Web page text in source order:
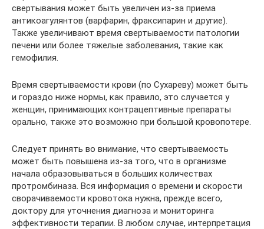
свертывания может быть увеличен из-за приема
антикоагулянтов (варфарин, фраксипарин и другие).
Также увеличивают время свертываемости патологии
печени или более тяжелые заболевания, такие как
гемофилия.
Время свертываемости крови (по Сухареву) может быть
и гораздо ниже нормы, как правило, это случается у
женщин, принимающих контрацептивные препараты
орально, также это возможно при большой кровопотере.
Следует принять во внимание, что свертываемость
может быть повышена из-за того, что в организме
начала образовываться в больших количествах
протромбиназа. Вся информация о времени и скорости
сворачиваемости кровотока нужна, прежде всего,
доктору для уточнения диагноза и мониторинга
эффективности терапии. В любом случае, интерпретация